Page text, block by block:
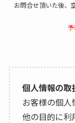
お問合せ頂いた後、
個人情報の取
お客様の個
他の目的に利